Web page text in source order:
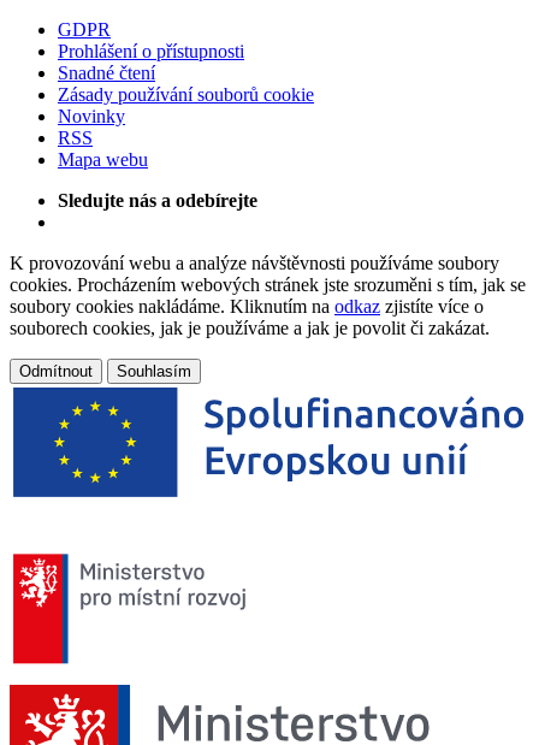
GDPR
Prohlášení o přístupnosti
Snadné čtení
Zásady používání souborů cookie
Novinky
RSS
Mapa webu
Sledujte nás a odebírejte
K provozování webu a analýze návštěvnosti používáme soubory
cookies. Procházením webových stránek jste srozuměni s tím, jak se
soubory cookies nakládáme. Kliknutím na odkaz zjistíte více o
souborech cookies, jak je používáme a jak je povolit či zakázat.
Odmítnout Souhlasím